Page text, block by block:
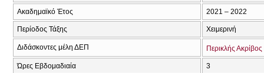
Ακαδημαϊκό Έτος 2021 – 2022
Περίοδος Τάξης Χειμερινή
Διδάσκοντες μέλη ΔΕΠ Περικλής Ακρίβος
Ώρες Εβδομαδιαία 3